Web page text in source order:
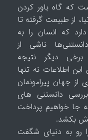
که گاه باور کردن
از طبیعت گرفته تا
که انسان را به
ناشی از
دیگر نتیجه
اطلاعات نه تنها
جهان پیرامونمان
دانستنی های
جا خواهیم پرداخت
بکشد.
رو به دنیای شگفت